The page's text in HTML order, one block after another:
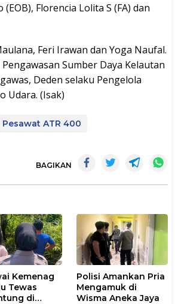
Florencia Lolita S (FA) dan
Feri Irawan dan Yoga Naufal.
Sumber Daya Kelautan
Deden selaku Pengelola
Udara. (Isak)
Pesawat ATR 400
BAGIKAN
Kemenag
Tewas
di
Polisi Amankan Pria
Mengamuk di
Wisma Aneka Jaya